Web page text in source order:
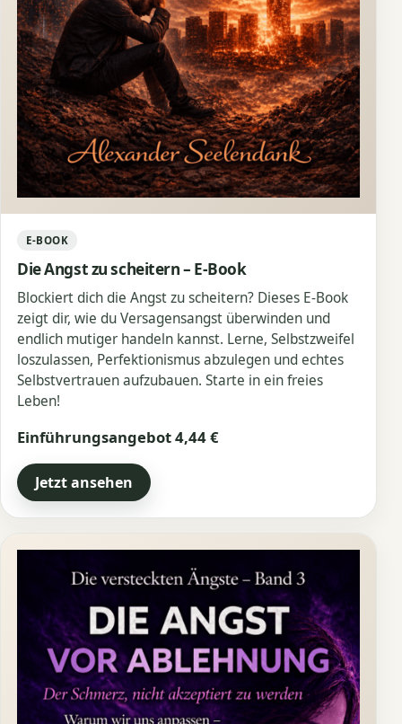
E-BOOK
Die Angst zu scheitern – E-Book
Blockiert dich die Angst zu scheitern? Dieses E-Book
zeigt dir, wie du Versagensangst überwinden und
endlich mutiger handeln kannst. Lerne, Selbstzweifel
loszulassen, Perfektionismus abzulegen und echtes
Selbstvertrauen aufzubauen. Starte in ein freies
Leben!
Einführungsangebot 4,44 €
Jetzt ansehen